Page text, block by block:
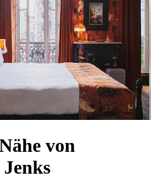
von